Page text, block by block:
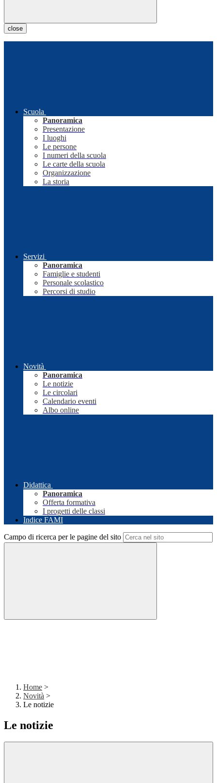
close
Scuola
Panoramica
Presentazione
I luoghi
Le persone
I numeri della scuola
Le carte della scuola
Organizzazione
La storia
Servizi
Panoramica
Famiglie e studenti
Personale scolastico
Percorsi di studio
Novità
Panoramica
Le notizie
Le circolari
Calendario eventi
Albo online
Didattica
Panoramica
Offerta formativa
I progetti delle classi
Indice FAMI
Campo di ricerca per le pagine del sito
Home >
Novità >
Le notizie
Le notizie